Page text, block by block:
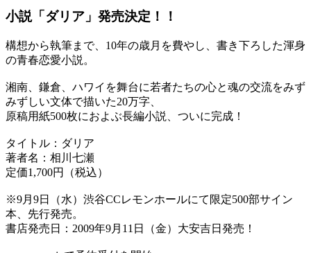
小説「ダリア」発売決定！！
構想から執筆まで、10年の歳月を費やし、書き下ろした渾身
の青春恋愛小説。
湘南、鎌倉、ハワイを舞台に若者たちの心と魂の交流をみず
みずしい文体で描いた20万字、
原稿用紙500枚におよぶ長編小説、ついに完成！
タイトル：ダリア
著者名：相川七瀬
定価1,700円（税込）
※9月9日（水）渋谷CCレモンホールにて限定500部サイン
本、先行発売。
書店発売日：2009年9月11日（金）大安吉日発売！